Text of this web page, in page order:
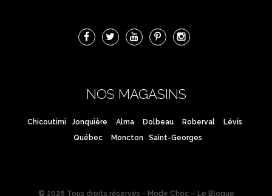
NOS MAGASINS
Chicoutimi Jonquière Alma Dolbeau Roberval
Lévis
Québec
Moncton Saint-Georges
© 2026 Tous droits réservés - Mode Choc – Le Blogue